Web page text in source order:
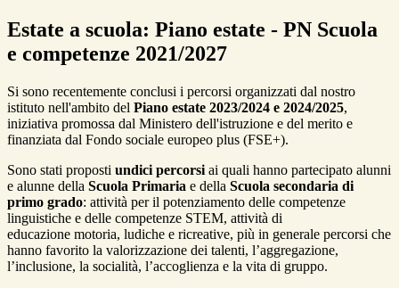
Estate a scuola: Piano estate - PN Scuola
e competenze 2021/2027
Si sono recentemente conclusi i percorsi organizzati dal nostro
istituto nell'ambito del Piano estate 2023/2024 e 2024/2025,
iniziativa promossa dal Ministero dell'istruzione e del merito e
finanziata dal Fondo sociale europeo plus (FSE+).
Sono stati proposti undici percorsi ai quali hanno partecipato alunni
e alunne della Scuola Primaria e della Scuola secondaria di
primo grado: attività per il potenziamento delle competenze
linguistiche e delle competenze STEM, attività di
educazione motoria, ludiche e ricreative, più in generale percorsi che
hanno favorito la valorizzazione dei talenti, l’aggregazione,
l’inclusione, la socialità, l’accoglienza e la vita di gruppo.